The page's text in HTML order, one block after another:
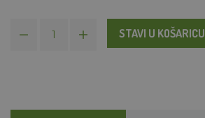
STAVI U KOŠARICU